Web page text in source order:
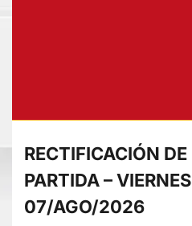
RECTIFICACIÓN DE
PARTIDA – VIERNES
07/AGO/2026